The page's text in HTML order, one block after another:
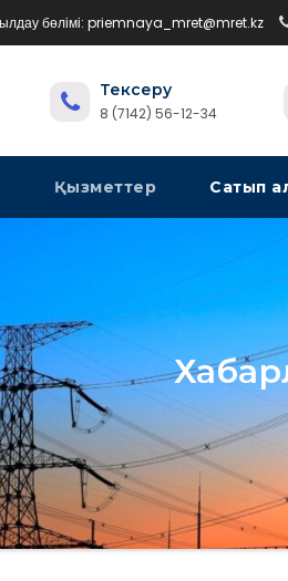
бөлімі: priemnaya_mret@mret.kz
Тексеру
8 (7142) 56-12-34
Қызметтер Сатып